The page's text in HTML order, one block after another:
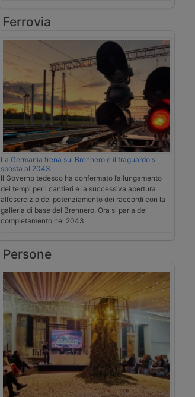
Ferrovia
La Germania frena sul Brennero e il traguardo si
sposta al 2043
Il Governo tedesco ha confermato l’allungamento
dei tempi per i cantieri e la successiva apertura
all’esercizio del potenziamento dei raccordi con la
galleria di base del Brennero. Ora si parla del
completamento nel 2043.
Persone